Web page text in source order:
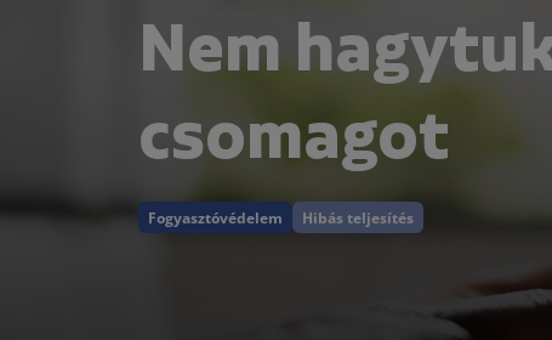
Nem
csomagot
Fogyasztóvédelem Hibás teljesítés